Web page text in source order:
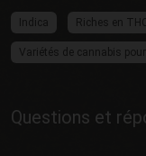
Indica Riches en THC
Variétés de cannabis
Questions et